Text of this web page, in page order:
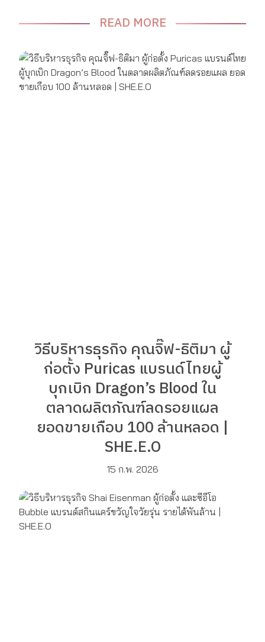
READ MORE
วิธีบริหารธุรกิจ คุณจิ๊ฟ-ธิติมา ผู้
ก่อตั้ง Puricas แบรนด์ไทยผู้
บุกเบิก Dragon’s Blood ใน
ตลาดผลิตภัณฑ์ลดรอยแผล
ยอดขายเกือบ 100 ล้านหลอด |
SHE.E.O
15 ก.พ. 2026